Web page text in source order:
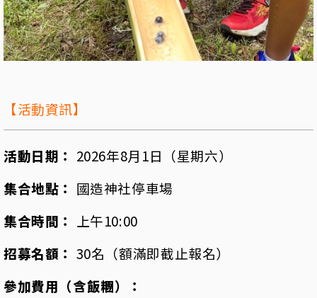
【活動資訊】
活動日期： 2026年8月1日（星期六）
集合地點： 國造神社停車場
集合時間：
上午10:00
招募名額： 30名（額滿即截止報名）
參加費用（含飯糰）：